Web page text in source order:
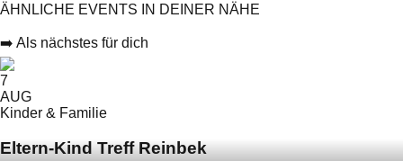
ÄHNLICHE EVENTS IN DEINER NÄHE
➡️ Als nächstes für dich
7
AUG
Kinder & Familie
Eltern-Kind Treff Reinbek